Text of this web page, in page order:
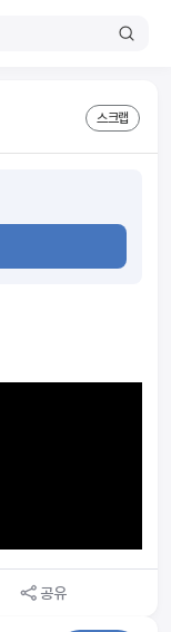
스크랩
공유